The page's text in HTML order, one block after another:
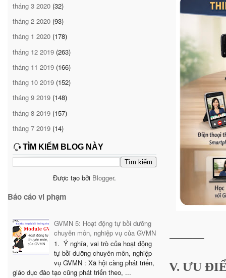
tháng 3 2020 (32)
tháng 2 2020 (93)
tháng 1 2020 (178)
tháng 12 2019 (263)
tháng 11 2019 (166)
tháng 10 2019 (152)
tháng 9 2019 (148)
tháng 8 2019 (157)
tháng 7 2019 (14)
TÌM KIẾM BLOG NÀY
Được tạo bởi Blogger.
Báo cáo vi phạm
GVMN 5: Hoạt động tự bồi dưỡng
chuyên môn, nghiệp vụ của GVMN
1. Ý nghĩa, vai trò của hoạt động
tự bồi dưỡng chuyên môn, nghiệp
vụ GVMN : Xã hội càng phát triển,
giáo dục đào tạo cũng phát triển theo, ...
⸻
V. ƯU